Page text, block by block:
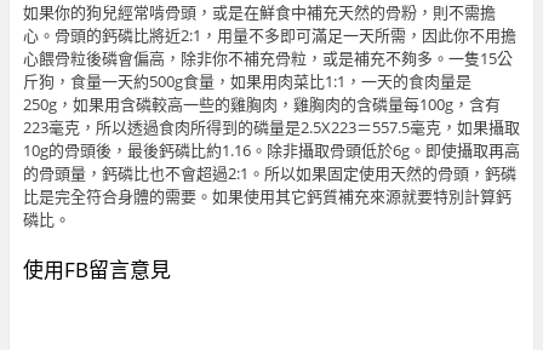
如果你的狗兒經常啃骨頭，或是在鮮食中補充天然的骨粉，則不需擔
心。骨頭的鈣磷比將近2:1，用量不多即可滿足一天所需，因此你不用擔
心餵骨粒後磷會偏高，除非你不補充骨粒，或是補充不夠多。一隻15公
斤狗，食量一天約500g食量，如果用肉菜比1:1，一天的食肉量是
250g，如果用含磷較高一些的雞胸肉，雞胸肉的含磷量每100g，含有
223毫克，所以透過食肉所得到的磷量是2.5X223＝557.5毫克，如果攝取
10g的骨頭後，最後鈣磷比約1.16。除非攝取骨頭低於6g。即使攝取再高
的骨頭量，鈣磷比也不會超過2:1。所以如果固定使用天然的骨頭，鈣磷
比是完全符合身體的需要。如果使用其它鈣質補充來源就要特別計算鈣
磷比。
使用FB留言意見